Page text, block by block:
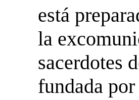
está
la
sacerdotes
fundada